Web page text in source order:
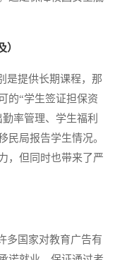
提供长期课程，那
的“学生签证担保资
率管理、学生福利
民局报告学生情况。
，但同时也带来了严
国家对教育广告有